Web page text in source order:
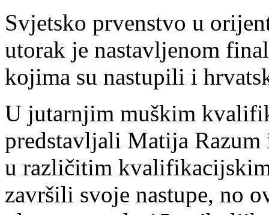
Svjetsko prvenstvo u
utorak je nastavljenom
kojima su nastupili i
U jutarnjim muškim
predstavljali Matija
u različitim
završili svoje nastupe, no